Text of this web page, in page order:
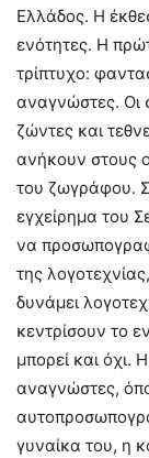
Ελλάδος. Η
ενότητες. Η
τρίπτυχο:
αναγνώστες. Οι
ζώντες και
ανήκουν στους
του ζωγράφου.
εγχείρημα του
να
της
δυνάμει
κεντρίσουν το
μπορεί και όχι.
αναγνώστες,
γυναίκα του, η